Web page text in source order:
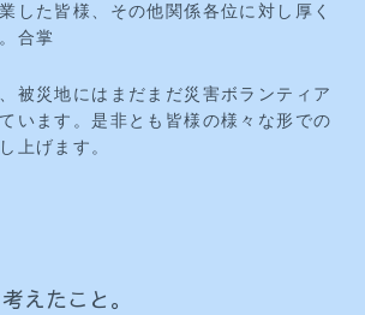
した皆様、その他関係各位に対し厚く
合掌
被災地にはまだまだ災害ボランティア
います。是非とも皆様の様々な形での
上げます。
えたこと。